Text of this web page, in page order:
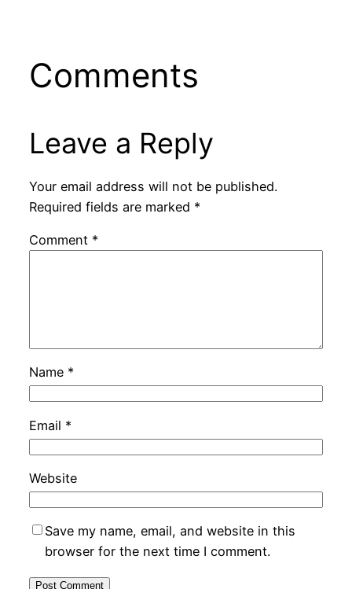
Comments
Leave a Reply
Your email address will not be published.
Required fields are marked *
Comment *
Name *
Email *
Website
Save my name, email, and website in this
browser for the next time I comment.